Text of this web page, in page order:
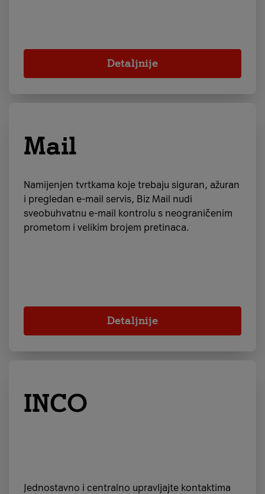
Detaljnije
Mail
Namijenjen tvrtkama koje trebaju siguran, ažuran
i pregledan e-mail servis, Biz Mail nudi
sveobuhvatnu e-mail kontrolu s neograničenim
prometom i velikim brojem pretinaca.
Detaljnije
INCO
Jednostavno i centralno upravljajte kontaktima